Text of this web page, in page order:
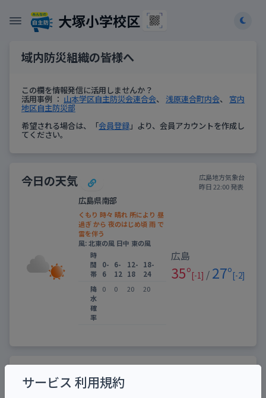
大塚小学校区
サービス 利用規約
域内防災組織の皆様へ
この欄を情報発信に活用しませんか？
活用事例 ： 山本学区自主防災会連合会、 浅原連合町内会、 宮内
地区自主防災部
希望される場合は、「会員登録」より、会員アカウントを作成し
てください。
今日の天気
広島地方気象台
昨日 22:00 発表
広島県南部
くもり 時々 晴れ 所により 昼
過ぎ から 夜のはじめ頃 雨 で
雷を伴う
風: 北東の風 日中 東の風
時
間
帯
0-
6
6-
12
12-
18
18-
24
降
水
確
率
0 0 20 20
広島
35°[-1] / 27°[-2]
警報・注意報